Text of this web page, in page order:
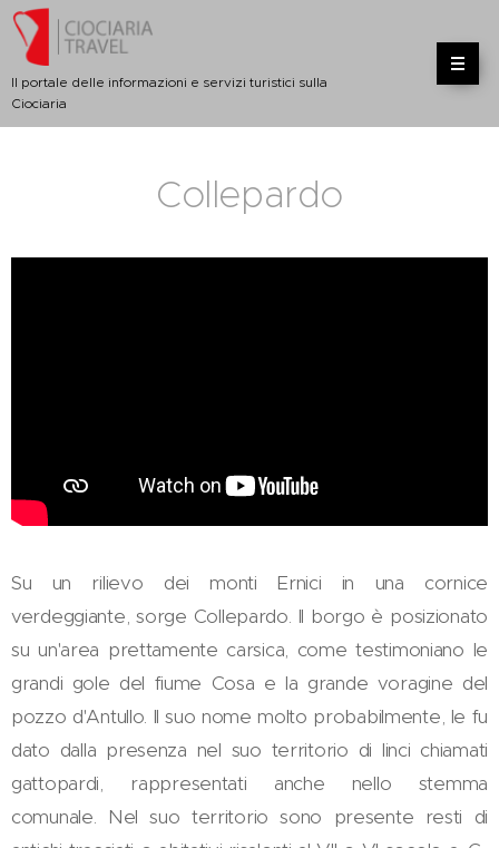
Il portale delle informazioni e servizi turistici sulla
Ciociaria
Collepardo
Su un rilievo dei monti Ernici in una cornice
verdeggiante, sorge Collepardo. Il borgo è posizionato
su un'area prettamente carsica, come testimoniano le
grandi gole del fiume Cosa e la grande voragine del
pozzo d'Antullo. Il suo nome molto probabilmente, le fu
dato dalla presenza nel suo territorio di linci chiamati
gattopardi, rappresentati anche nello stemma
comunale. Nel suo territorio sono presente resti di